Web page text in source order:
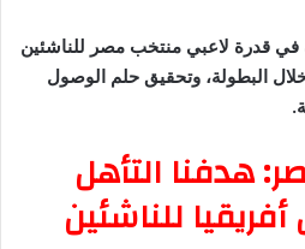
في قدرة لاعبي منتخب مصر للناشئين
خلال البطولة، وتحقيق حلم الوصول
هدفنا التأهل
للناشئين